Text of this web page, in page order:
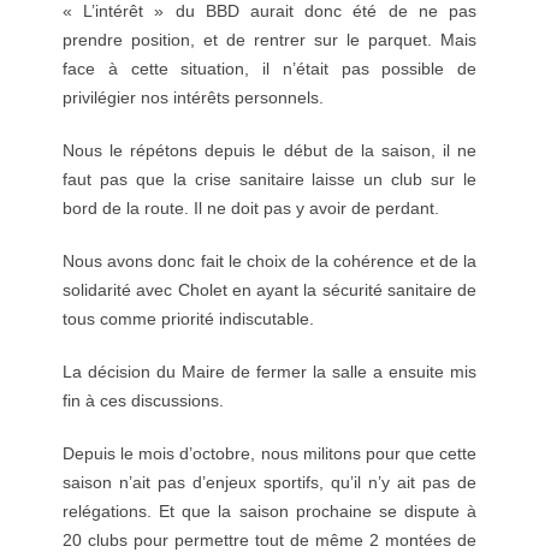
« L’intérêt » du BBD aurait donc été de ne pas
prendre position, et de rentrer sur le parquet. Mais
face à cette situation, il n’était pas possible de
privilégier nos intérêts personnels.
Nous le répétons depuis le début de la saison, il ne
faut pas que la crise sanitaire laisse un club sur le
bord de la route. Il ne doit pas y avoir de perdant.
Nous avons donc fait le choix de la cohérence et de la
solidarité avec Cholet en ayant la sécurité sanitaire de
tous comme priorité indiscutable.
La décision du Maire de fermer la salle a ensuite mis
fin à ces discussions.
Depuis le mois d’octobre, nous militons pour que cette
saison n’ait pas d’enjeux sportifs, qu’il n’y ait pas de
relégations. Et que la saison prochaine se dispute à
20 clubs pour permettre tout de même 2 montées de